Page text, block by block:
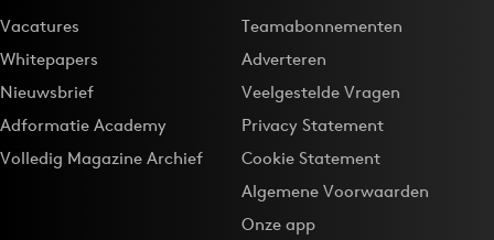
Vacatures
Whitepapers
Nieuwsbrief
Adformatie Academy
Volledig Magazine Archief
Teamabonnementen
Adverteren
Veelgestelde Vragen
Privacy Statement
Cookie Statement
Algemene Voorwaarden
Onze app